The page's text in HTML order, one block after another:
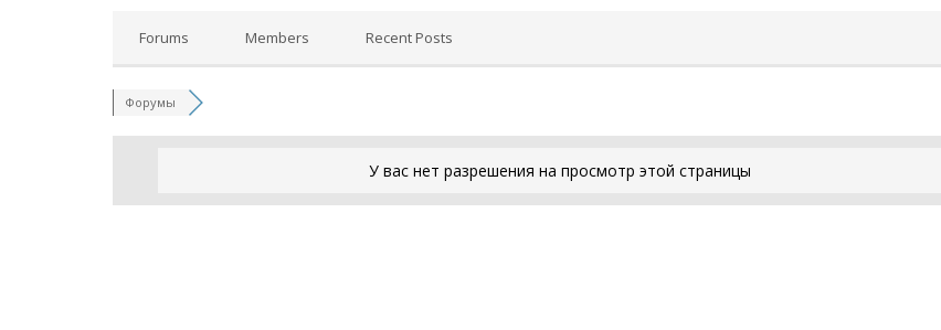
Forums Members Recent Posts
Форумы
У вас нет разрешения на просмотр этой страницы